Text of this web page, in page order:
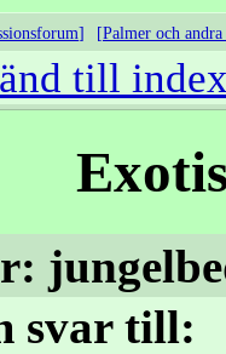
Palmer och
till index
svar till: